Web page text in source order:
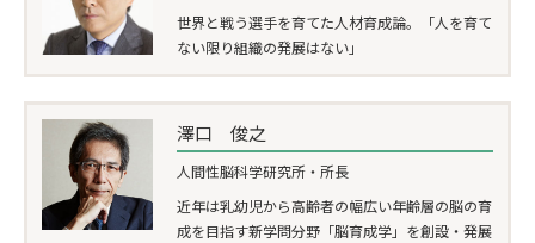
世界と戦う選手を育てた人材育成論。「人を育て
ない限り組織の発展はない」
澤口 俊之
人間性脳科学研究所・所長
近年は乳幼児から高齢者の幅広い年齢層の脳の育
成を目指す新学問分野「脳育成学」を創設・発展